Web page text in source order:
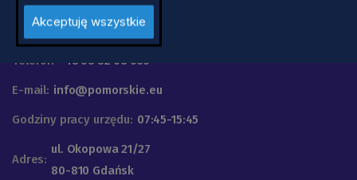
Urząd Marszałkowski
Województwa Pomorskiego
Telefon +48 58 32 68 555
E-mail: info@pomorskie.eu
Godziny pracy urzędu: 07:45-15:45
Adres:
ul. Okopowa 21/27
80-810 Gdańsk
Akceptuję wszystkie